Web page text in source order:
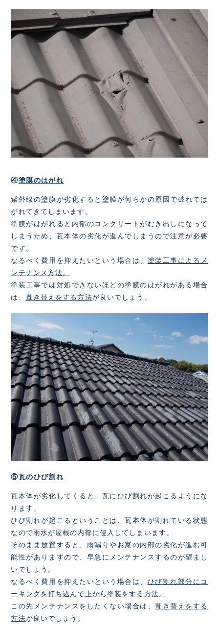
④塗膜のはがれ
紫外線の塗膜が劣化すると塗膜が何らかの原因で破れては
がれてきてしまいます。
塗膜がはがれると内部のコンクリートがむき出しになって
しまうため、瓦本体の劣化が進んでしまうので注意が必要
です。
なるべく費用を抑えたいという場合は、 塗装工事によるメ
ンテナンス方法。
塗装工事では対処できないほどの塗膜のはがれがある場合
は、 葺き替えをする方法が良いでしょう。
⑤瓦のひび割れ
瓦本体が劣化してくると、瓦にひび割れが起こるようにな
ります。
ひび割れが起こるということは、瓦本体が割れている状態
なので雨水が屋根の内部に侵入してしまいます。
そのまま放置すると、雨漏りやお家の内部の劣化が進む可
能性がありますので、早急にメンテナンスするのが望まし
いでしょう。
なるべく費用を抑えたいという場合は、 ひび割れ部分にコ
ーキングを打ち込んで上から塗装をする方法。
この先メンテナンスをしたくない場合は、葺き替えをする
方法が良いでしょう。